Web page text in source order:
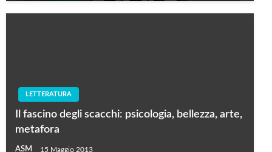
LETTERATURA
Il fascino degli scacchi: psicologia, bellezza, arte,
metafora
ASM 15 Maggio 2013